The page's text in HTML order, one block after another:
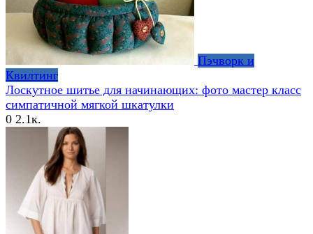
Пэчворк и
Квилтинг
Лоскутное шитье для начинающих: фото мастер класс
симпатичной мягкой шкатулки
0 2.1к.